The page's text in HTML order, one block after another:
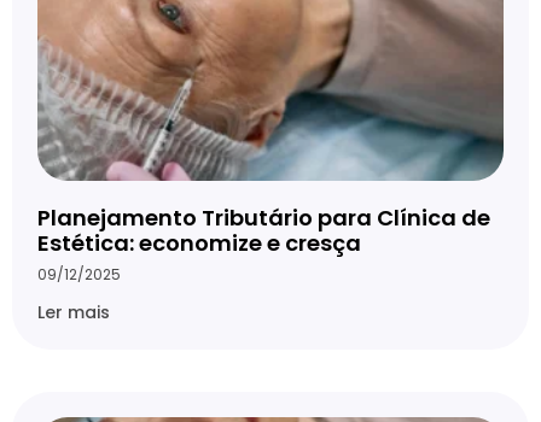
Planejamento Tributário para Clínica de
Estética: economize e cresça
09/12/2025
Ler mais